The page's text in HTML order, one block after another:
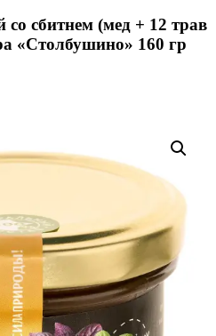
сбитнем (мед + 12 трав
«Столбушино» 160 гр